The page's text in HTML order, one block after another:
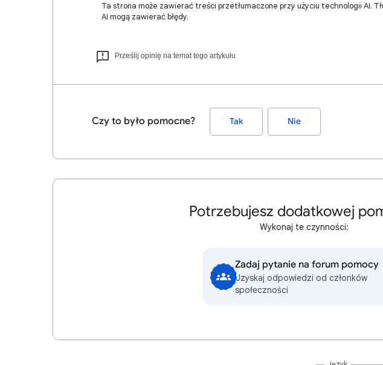
Ta strona może zawierać treści przetłumaczone przy użyciu technologii AI.
AI mogą zawierać błędy.
Prześlij opinię na temat tego artykułu
Czy to było pomocne? Tak Nie
Potrzebujesz dodatkowej
Wykonaj te czynności:
Zadaj pytanie na forum pomocy
Uzyskaj odpowiedzi od członków
społeczności